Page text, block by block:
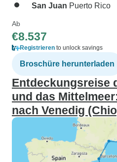
San Juan Puerto Rico
Ab
€8.537
Registrieren to unlock savings
Broschüre herunterladen
Entdeckungsreise
und das
nach Venedig